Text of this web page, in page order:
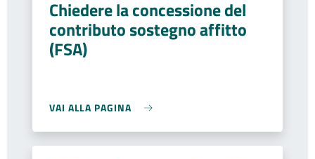
Chiedere la concessione del
contributo sostegno affitto
(FSA)
VAI ALLA PAGINA